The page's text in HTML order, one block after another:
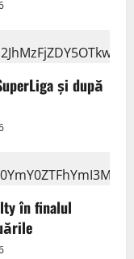
și după
în finalul